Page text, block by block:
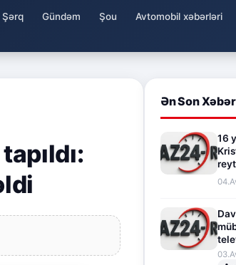
Şərq Gündəm Şou Avtomobil xəbərləri
Ən Son
16